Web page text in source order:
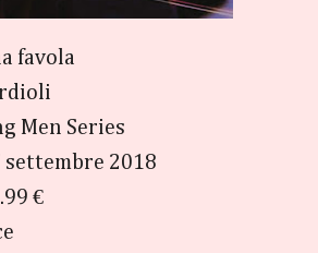
favola
Men Series
settembre 2018
€